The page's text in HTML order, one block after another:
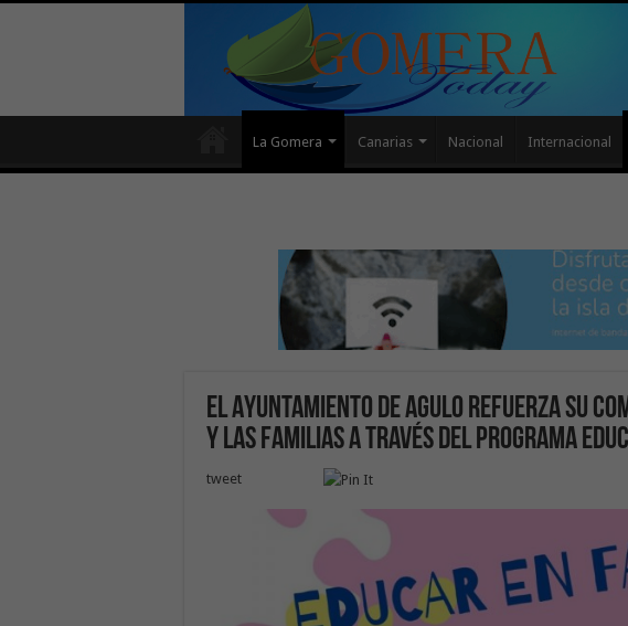
La Gomera Canarias Nacional Internacional
El Ayuntamiento de Agulo refuerza su
y las familias a través del Programa
tweet